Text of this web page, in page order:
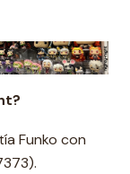
Funko con